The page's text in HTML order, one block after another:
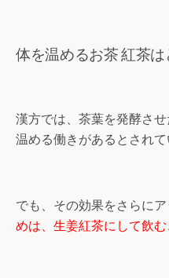
体を温めるお茶 紅茶は
漢方では、茶葉を発酵さ
温める働きがあるとされて
でも、その効果をさらにア
めは、生姜紅茶にして飲む